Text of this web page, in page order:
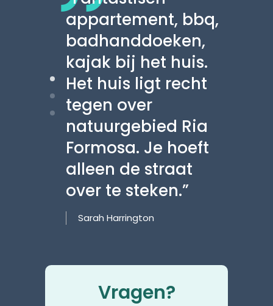
appartement, bbq,
badhanddoeken,
kajak bij het huis.
Het huis ligt recht
tegen over
natuurgebied Ria
Formosa. Je hoeft
alleen de straat
over te steken.”
Sarah Harrington
Vragen?